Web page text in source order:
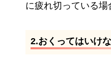
に疲れ切っている場
2.おくってはいけ